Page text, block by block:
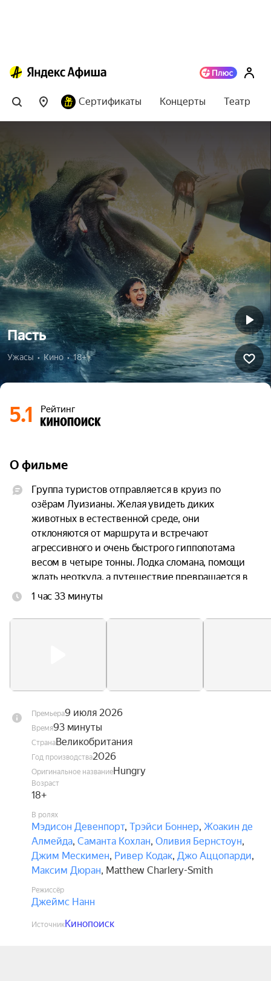
Сертификаты Концерты Театр
Пасть
Ужасы  •  Кино  •  18+
5.1 Рейтинг
О фильме
Группа туристов отправляется в круиз по
озёрам Луизианы. Желая увидеть диких
животных в естественной среде, они
отклоняются от маршрута и встречают
агрессивного и очень быстрого гиппопотама
весом в четыре тонны. Лодка сломана, помощи
ждать неоткуда, а путешествие превращается в
борьбу за выживание.
1 час 33 минуты
Премьера9 июля 2026
Время93 минуты
СтранаВеликобритания
Год производства2026
Оригинальное названиеHungry
Возраст
18+
В ролях
Мэдисон Девенпорт, Трэйси Боннер, Жоакин де
Алмейда, Саманта Кохлан, Оливия Бернстоун,
Джим Мескимен, Ривер Кодак, Джо Аццопарди,
Максим Дюран, Matthew Charlery-Smith
Режиссёр
Джеймс Нанн
ИсточникКинопоиск